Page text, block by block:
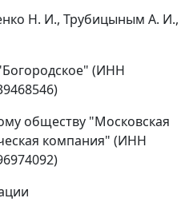
Н. И., Трубицыным А. И.,
(ИНН
обществу "Московская
компания" (ИНН